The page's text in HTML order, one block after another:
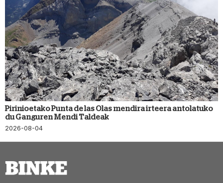
Pirinioetako Punta de las Olas mendira irteera antolatuko
du Ganguren Mendi Taldeak
2026-08-04